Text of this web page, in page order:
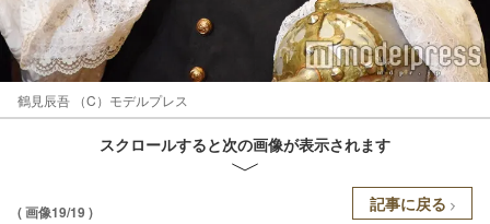
鶴見辰吾 （C）モデルプレス
スクロールすると次の画像が表示されます
( 画像19/19 ) 記事に戻る